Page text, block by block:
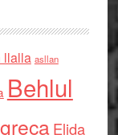
llalla asllan
Behlul
Elida